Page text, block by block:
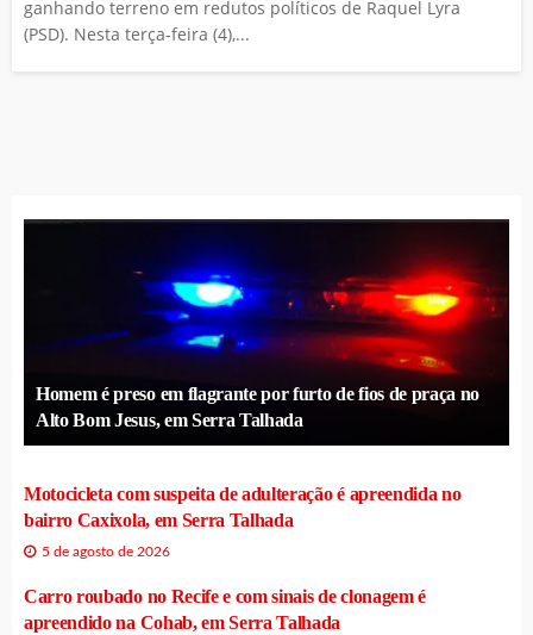
ganhando terreno em redutos políticos de Raquel Lyra
(PSD). Nesta terça-feira (4),...
Homem é preso em flagrante por furto de fios de praça no
Alto Bom Jesus, em Serra Talhada
Motocicleta com suspeita de adulteração é apreendida no
bairro Caxixola, em Serra Talhada
5 de agosto de 2026
Carro roubado no Recife e com sinais de clonagem é
apreendido na Cohab, em Serra Talhada